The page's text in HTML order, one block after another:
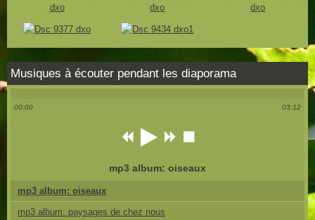
Musiques à écouter pendant les diaporama
00:00 03:12
mp3 album: oiseaux
mp3 album: oiseaux
mp3 album: paysages de chez nous